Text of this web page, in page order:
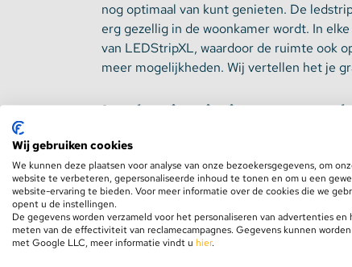
nog optimaal van kunt genieten. De
erg gezellig in de woonkamer wordt. In
van LEDStripXL, waardoor de ruimte ook
meer mogelijkheden. Wij vertellen het je
Ledstrips in jouw
Heb je in de woonkamer een verlaagd
plaatsen. Dekoofverlichtingis namelijk erg
goed wordt verlicht. Het voordeel van
wat eruit voortkomt. Ben je benieuwd naar
dacht je van prachtige kastverlichting of
meer aandacht, terwijl de verlichting in de
ledstrips erg tijdloos zijn? Je kunt zo
Wij gebruiken cookies
We kunnen deze plaatsen voor analyse van onze bezoekersgegevens, om
website te verbeteren, gepersonaliseerde inhoud te tonen en om u een
website-ervaring te bieden. Voor meer informatie over de cookies die we
opent u de instellingen.
De gegevens worden verzameld voor het personaliseren van advertenties en
meten van de effectiviteit van reclamecampagnes. Gegevens kunnen
met Google LLC, meer informatie vindt u hier.